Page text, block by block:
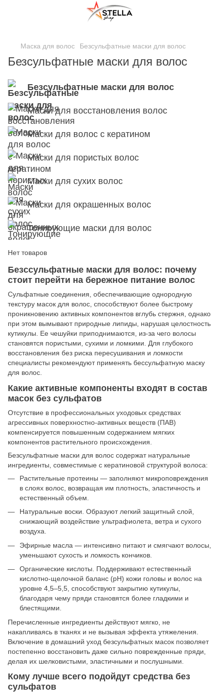
Маска для волос Безсульфатные маски для волос
Безсульфатные маски для волос
Безсульфатные маски для волос
Маски для восстановления волос
Маски для волос с кератином
Маски для пористых волос
Маски для сухих волос
Маски для окрашенных волос
Тонирующие маски для волос
Нет товаров
Безссульфатные маски для волос: почему
стоит перейти на бережное питание волос
Сульфатные соединения, обеспечивающие однородную
текстуру масок для волос, способствуют более быстрому
проникновению активных компонентов вглубь стержня, однако
при этом вымывают природные липиды, нарушая целостность
кутикулы. Ее чешуйки приподнимаются, из-за чего волосы
становятся пористыми, сухими и ломкими. Для глубокого
восстановления без риска пересушивания и ломкости
специалисты рекомендуют применять бессульфатную маску
для волос.
Какие активные компоненты входят в состав
масок без сульфатов
Отсутствие в профессиональных уходовых средствах
агрессивных поверхностно-активных веществ (ПАВ)
компенсируется повышенным содержанием мягких
компонентов растительного происхождения.
Безсульфатные маски для волос содержат натуральные
ингредиенты, совместимые с кератиновой структурой волоса:
Растительные протеины — заполняют микроповреждения
в слоях волос, возвращая им плотность, эластичность и
естественный объем.
Натуральные воски. Образуют легкий защитный слой,
снижающий воздействие ультрафиолета, ветра и сухого
воздуха.
Эфирные масла — интенсивно питают и смягчают волосы,
уменьшают сухость и ломкость кончиков.
Органические кислоты. Поддерживают естественный
кислотно-щелочной баланс (pH) кожи головы и волос на
уровне 4,5–5,5, способствуют закрытию кутикулы,
благодаря чему пряди становятся более гладкими и
блестящими.
Перечисленные ингредиенты действуют мягко, не
накапливаясь в тканях и не вызывая эффекта утяжеления.
Включение в домашний уход безсульфатных масок позволяет
постепенно восстановить даже сильно поврежденные пряди,
делая их шелковистыми, эластичными и послушными.
Кому лучше всего подойдут средства без
сульфатов